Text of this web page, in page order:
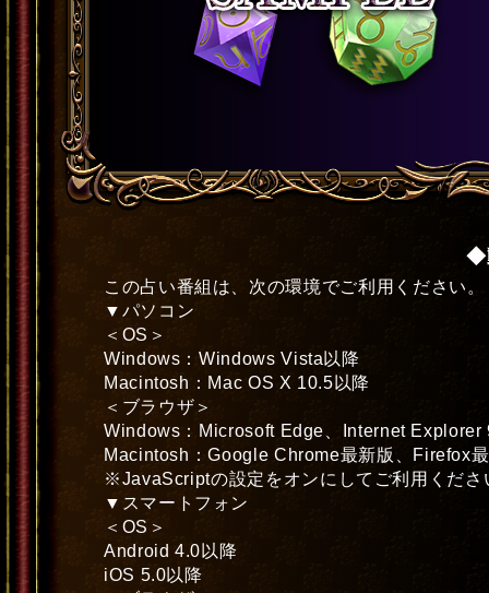
◆
この占い番組は、次の環境でご利用ください。
▼パソコン
＜OS＞
Windows：Windows Vista以降
Macintosh：Mac OS X 10.5以降
＜ブラウザ＞
Windows：Microsoft Edge、Internet
Macintosh：Google Chrome最新版、Firefox
※JavaScriptの設定をオンにしてご利用くださ
▼スマートフォン
＜OS＞
Android 4.0以降
iOS 5.0以降